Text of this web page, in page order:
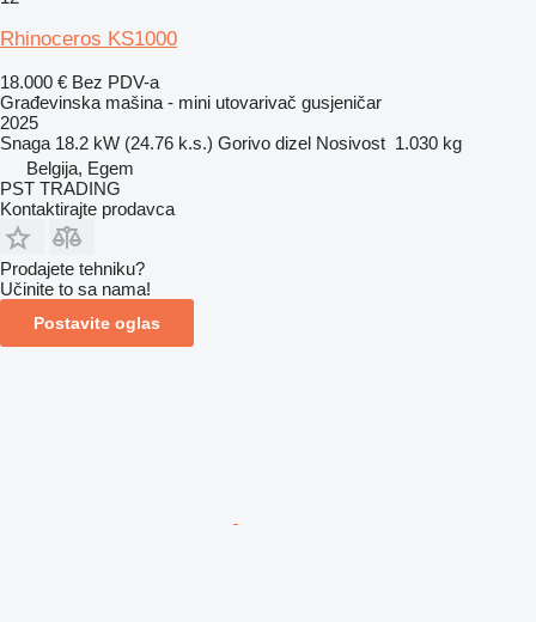
Rhinoceros KS1000
18.000 € Bez PDV-a
Građevinska mašina - mini utovarivač gusjeničar
2025
Snaga 18.2 kW (24.76 k.s.) Gorivo dizel Nosivost 1.030 kg
Belgija, Egem
PST TRADING
Kontaktirajte prodavca
Prodajete tehniku?
Učinite to sa nama!
Postavite oglas